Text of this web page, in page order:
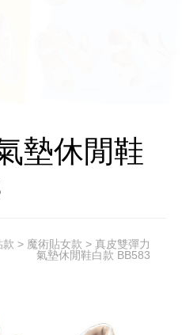
墊休閒鞋
款 > 魔術貼女款 > 真皮雙彈力
氣墊休閒鞋白款 BB583